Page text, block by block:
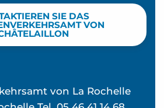
SIE DAS
VON
von La Rochelle